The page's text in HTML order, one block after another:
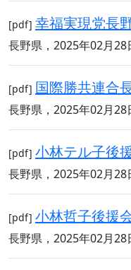
[pdf] 幸福実現党長
長野県，2025年02月
[pdf] 国際勝共連合
長野県，2025年02月
[pdf] 小林テル子後
長野県，2025年02月
[pdf] 小林哲子後援
長野県，2025年02月